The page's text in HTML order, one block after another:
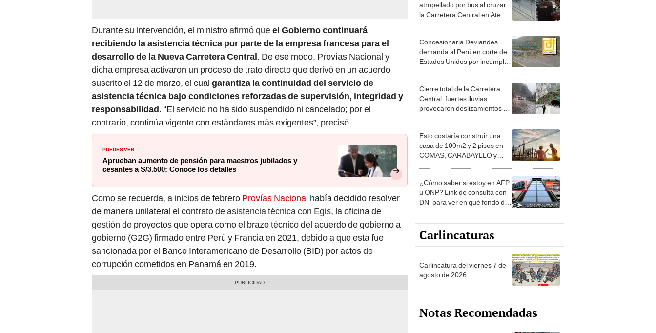
Durante su intervención, el ministroafirmó queel Gobierno continuará
recibiendo la asistencia técnica por parte de la empresa francesa para el
desarrollo de la Nueva Carretera Central. De ese modo, Provías Nacional y
dicha empresa activaron un proceso de trato directo que derivó en un acuerdo
suscrito el 12 de marzo, el cual garantiza la continuidad del servicio de
asistencia técnica bajo condiciones reforzadas de supervisión, integridad y
responsabilidad. “El servicio no ha sido suspendido ni cancelado; por el
contrario, continúa vigente con estándares más exigentes”, precisó.
PUEDES VER:
Aprueban aumento de pensión para maestros jubilados y
cesantes a S/3.500: Conoce los detalles
Como se recuerda, a inicios de febrero Provías Nacional había decidido resolver
de manera unilateral el contratode asistencia técnica con Egis, la oficina de
gestión de proyectos que opera como el brazo técnico del acuerdo de gobierno a
gobierno (G2G) firmado entre Perú y Francia en 2021, debido a que esta fue
sancionada por el Banco Interamericano de Desarrollo (BID) por actos de
corrupción cometidos en Panamá en 2019.
atropellado por bus al cruzar
la Carretera Central en Ate:
Concesionaria Deviandes
demanda al Perú en corte de
Estados Unidos por incumplir
Cierre total de la Carretera
Central: fuertes lluvias
provocaron deslizamientos en
Esto costaría construir una
casa de 100m2 y 2 pisos en
COMAS, CARABAYLLO y
¿Cómo saber si estoy en AFP
u ONP? Link de consulta con
DNI para ver en qué fondo de
Carlincaturas
Carlincatura del viernes 7 de
agosto de 2026
Notas Recomendadas